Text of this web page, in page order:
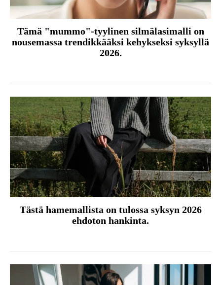
Tämä "mummo"-tyylinen silmälasimalli on
nousemassa trendikkääksi kehykseksi syksyllä
2026.
Tästä hamemallista on tulossa syksyn 2026
ehdoton hankinta.